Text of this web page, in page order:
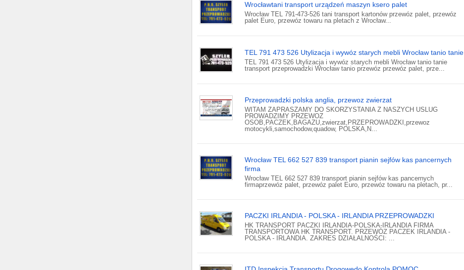
Wrocławtani transport urządzeń maszyn ksero palet
Wrocław TEL 791-473-526 tani transport kartonów przewóz palet, przewóz
palet Euro, przewóz towaru na pletach z Wrocław...
TEL 791 473 526 Utylizacja i wywóz starych mebli Wrocław tanio tanie
TEL 791 473 526 Utylizacja i wywóz starych mebli Wrocław tanio tanie
transport przeprowadzki Wrocław tanio przewóz przewóz palet, prze...
Przeprowadzki polska anglia, przewoz zwierzat
WITAM ZAPRASZAMY DO SKORZYSTANIA Z NASZYCH USLUG
PROWADZIMY PRZEWOZ
OSOB,PACZEK,BAGAZU,zwierzat,PRZEPROWADZKI,przewoz
motocykli,samochodow,quadow, POLSKA,N...
Wrocław TEL 662 527 839 transport pianin sejfów kas pancernych
firma
Wrocław TEL 662 527 839 transport pianin sejfów kas pancernych
firmaprzewóz palet, przewóz palet Euro, przewóz towaru na pletach, pr...
PACZKI IRLANDIA - POLSKA - IRLANDIA PRZEPROWADZKI
HK TRANSPORT PACZKI IRLANDIA-POLSKA-IRLANDIA FIRMA
TRANSPORTOWA HK TRANSPORT. PRZEWÓZ PACZEK IRLANDIA -
POLSKA - IRLANDIA. ZAKRES DZIAŁALNOŚCI: ...